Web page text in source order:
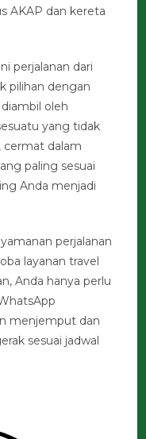
AKAP dan kereta
perjalanan dari
pilihan dengan
oleh
yang tidak
cermat dalam
paling sesuai
Anda menjadi
perjalanan
layanan travel
Anda hanya perlu
menjemput dan
sesuai jadwal